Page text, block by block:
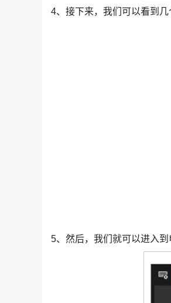
4、接下来，我们可以看到几
5、然后，我们就可以进入